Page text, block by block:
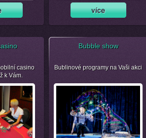
casino
k Vám.
Bubble show
Bublinové programy na Vaši akci